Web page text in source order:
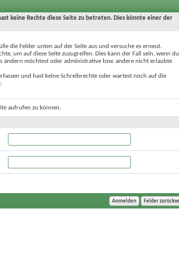
keine Rechte diese Seite zu betreten. Dies könnte einer der
die Felder unten auf der Seite aus und versuche es erneut.
um auf diese Seite zuzugreifen. Dies kann der Fall sein, wenn du
ändern möchtest oder administrative bzw. andere nicht erlaubte
und hast keine Schreibrechte oder wartest noch auf die
aufrufen zu können.